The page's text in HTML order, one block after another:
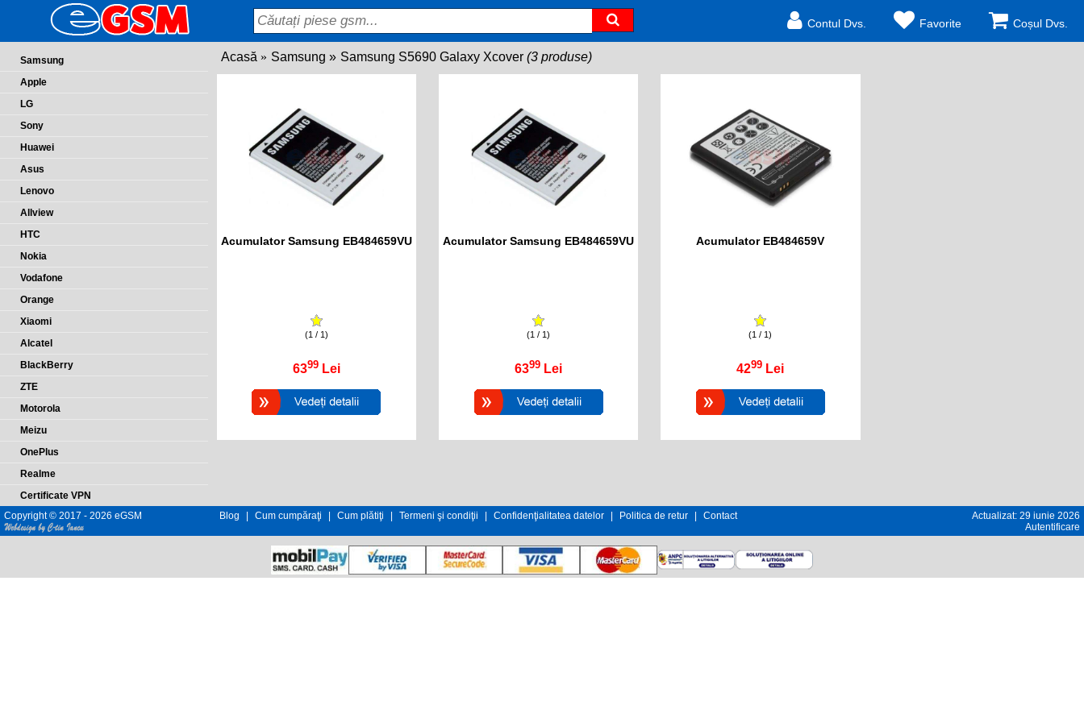
Contul Dvs. Favorite Coșul Dvs.
Samsung
Apple
LG
Sony
Huawei
Asus
Lenovo
Allview
HTC
Nokia
Vodafone
Orange
Xiaomi
Alcatel
BlackBerry
ZTE
Motorola
Meizu
OnePlus
Realme
Certificate VPN
Acasă Samsung Samsung S5690 Galaxy Xcover (3 produse)
Acumulator Samsung EB484659VU
(1 / 1)
6399 Lei
Acumulator Samsung EB484659VU
(1 / 1)
6399 Lei
Acumulator EB484659V
(1 / 1)
4299 Lei
Copyright © 2017 - 2026 eGSM Blog Cum cumpăraţi Cum plătiţi Termeni şi condiţii Confidenţialitatea datelor Politica de retur Contact
Actualizat: 29 iunie 2026
Autentificare